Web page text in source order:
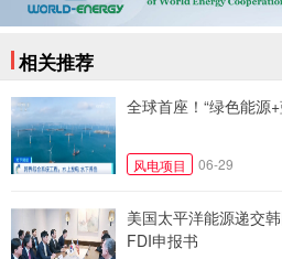
相关推荐
全球首座！“绿色能源
风电项目 06-29
美国太平洋能源递交
FDI申报书